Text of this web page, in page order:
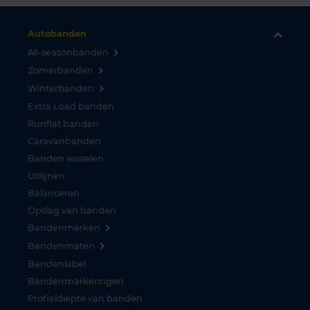
Autobanden
All-seasonbanden
Zomerbanden
Winterbanden
Extra Load banden
Runflat banden
Caravanbanden
Banden wisselen
Uitlijnen
Balanceren
Opslag van banden
Bandenmerken
Bandenmaten
Bandenlabel
Bandenmarkeringen
Profieldiepte van banden